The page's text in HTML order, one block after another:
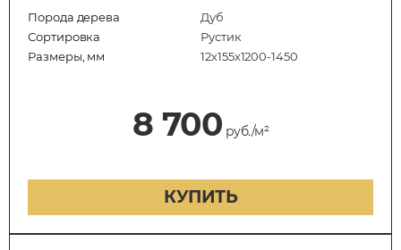
Порода дерева
Дуб
Сортировка
Рустик
Размеры, мм
12х155х1200-1450
8 700 руб./м²
КУПИТЬ